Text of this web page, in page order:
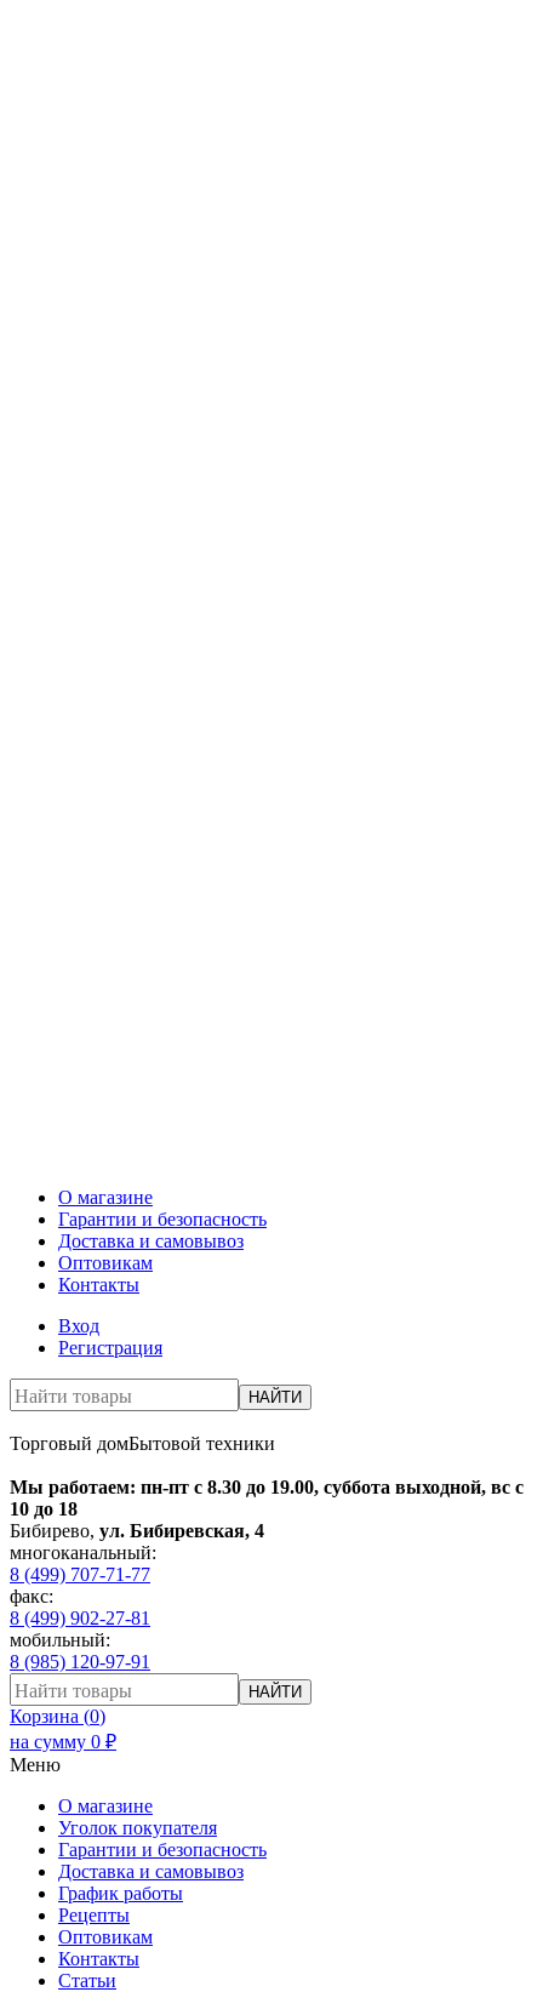
О магазине
Гарантии и безопасность
Доставка и самовывоз
Оптовикам
Контакты
Вход
Регистрация
НАЙТИ
Торговый домБытовой техники
Мы работаем: пн-пт с 8.30 до 19.00, суббота выходной, вс с
10 до 18
Бибирево, ул. Бибиревская, 4
многоканальный:
8 (499) 707-71-77
факс:
8 (499) 902-27-81
мобильный:
8 (985) 120-97-91
НАЙТИ
Корзина (0)
на сумму 0 ₽
Меню
О магазине
Уголок покупателя
Гарантии и безопасность
Доставка и самовывоз
График работы
Рецепты
Оптовикам
Контакты
Статьи